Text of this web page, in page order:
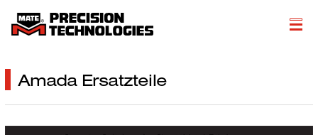
Fertigungslösungen
Amada Ersatzteile